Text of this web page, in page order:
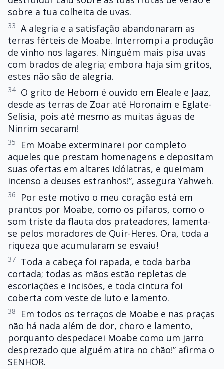
sobre a tua colheita de uvas.
33 A alegria e a satisfação abandonaram as
terras férteis de Moabe. Interrompi a produção
de vinho nos lagares. Ninguém mais pisa uvas
com brados de alegria; embora haja sim gritos,
estes não são de alegria.
34 O grito de Hebom é ouvido em Eleale e Jaaz,
desde as terras de Zoar até Horonaim e Eglate-
Selisia, pois até mesmo as muitas águas de
Ninrim secaram!
35
Em Moabe exterminarei por completo
aqueles que prestam homenagens e depositam
suas ofertas em altares idólatras, e queimam
incenso a deuses estranhos!”, assegura Yahweh.
36
Por este motivo o meu coração está em
prantos por Moabe, como os pífaros, como o
som triste da flauta dos prateadores, lamenta-
se pelos moradores de Quir-Heres. Ora, toda a
riqueza que acumularam se esvaiu!
37 Toda a cabeça foi rapada, e toda barba
cortada; todas as mãos estão repletas de
escoriações e incisões, e toda cintura foi
coberta com veste de luto e lamento.
38
Em todos os terraços de Moabe e nas praças
não há nada além de dor, choro e lamento,
porquanto despedacei Moabe como um jarro
desprezado que alguém atira no chão!” afirma o
SENHOR.